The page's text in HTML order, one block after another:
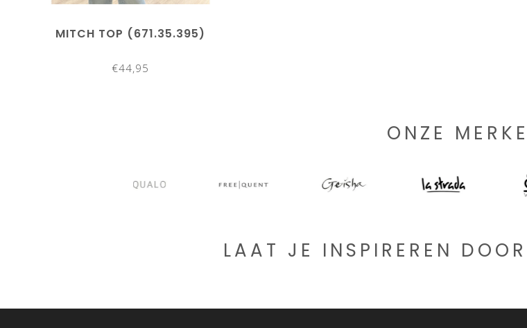
MITCH TOP (671.35.395)
€44,95
ONZE
LAAT JE INSPIREREN